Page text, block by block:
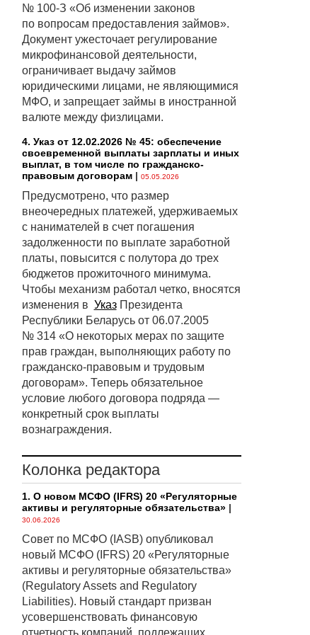
№ 100-З «Об изменении законов
по вопросам предоставления займов».
Документ ужесточает регулирование
микрофинансовой деятельности,
ограничивает выдачу займов
юридическими лицами, не являющимися
МФО, и запрещает займы в иностранной
валюте между физлицами.
4. Указ от 12.02.2026 № 45: обеспечение
своевременной выплаты зарплаты и иных
выплат, в том числе по гражданско-
правовым договорам| 05.05.2026
Предусмотрено, что размер
внеочередных платежей, удерживаемых
с нанимателей в счет погашения
задолженности по выплате заработной
платы, повысится с полутора до трех
бюджетов прожиточного минимума.
Чтобы механизм работал четко, вносятся
изменения в УказПрезидента
Республики Беларусь от 06.07.2005
№ 314 «О некоторых мерах по защите
прав граждан, выполняющих работу по
гражданско-правовым и трудовым
договорам». Теперь обязательное
условие любого договора подряда —
конкретный срок выплаты
вознаграждения.
Колонка редактора
1. О новом МСФО (IFRS) 20 «Регуляторные
активы и регуляторные обязательства»|
30.06.2026
Совет по МСФО (IASB) опубликовал
новый МСФО (IFRS) 20 «Регуляторные
активы и регуляторные обязательства»
(Regulatory Assets and Regulatory
Liabilities). Новый стандарт призван
усовершенствовать финансовую